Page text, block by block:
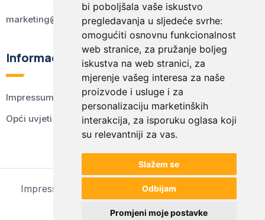
bi poboljšala vaše iskustvo
pregledavanja u sljedeće svrhe:
omogućiti osnovnu funkcionalnost
web stranice, za pružanje boljeg
iskustva na web stranici, za
mjerenje vašeg interesa za naše
proizvode i usluge i za
personalizaciju marketinških
interakcija, za isporuku oglasa koji
su relevantniji za vas.
Slažem se
Odbijam
Promjeni moje postavke
marketing@kodex.hr
Informacije
Impressum
Opći uvjeti korištenja
Impressum Opći uvjeti korištenjaPostavke kolačića
© 2024 kodex.hr